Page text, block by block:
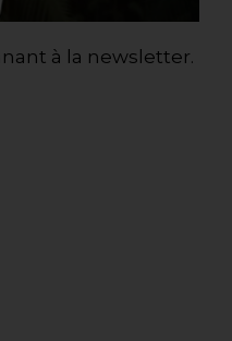
à la newsletter.